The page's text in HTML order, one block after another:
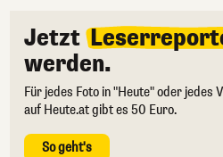
Jetzt
werden.
Für jedes Foto in "Heute" oder jedes
auf Heute.at gibt es 50 Euro.
So geht's